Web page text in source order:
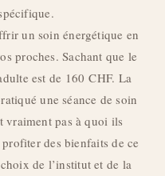
un soin énergétique en
proches. Sachant que le
est de 160 CHF. La
une séance de soin
vraiment pas à quoi ils
des bienfaits de ce
de l’institut et de la